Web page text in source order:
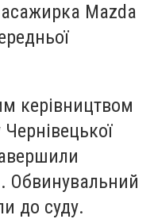
Mazda
керівництвом
Обвинувальний
до суду.